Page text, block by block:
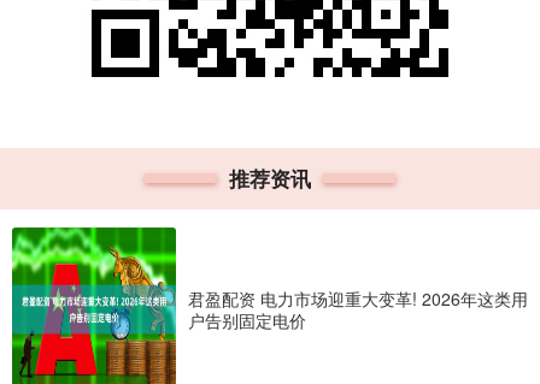
推荐资讯
君盈配资 电力市场迎重大变革! 2026年这类用
户告别固定电价